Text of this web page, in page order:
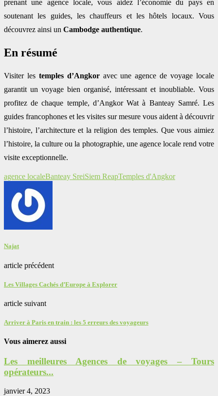
prenant une agence locale, vous aidez l’économie du pays en
soutenant les guides, les chauffeurs et les hôtels locaux. Vous
découvrez ainsi un Cambodge authentique.
En résumé
Visiter les temples d’Angkoravec une agence de voyage locale
garantit un voyage bien organisé, intéressant et inoubliable. Vous
profitez de chaque temple, d’Angkor Wat à Banteay Samré. Les
guides francophones et les visites sur mesure vous aident à découvrir
l’histoire, l’architecture et la religion des temples. Que vous aimiez
l’histoire, la culture ou la photographie, une agence locale rend votre
visite exceptionnelle.
agence localeBanteay SreiSiem ReapTemples d'Angkor
Najat
article précédent
Les Villages Cachés d’Europe à Explorer
article suivant
Arriver à Paris en train : les 5 erreurs des voyageurs
Vous aimerez aussi
Les meilleures Agences de voyages – Tours
opérateurs...
janvier 4, 2023